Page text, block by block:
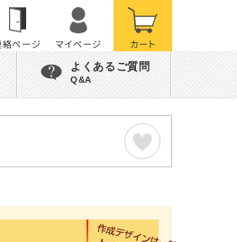
よくあるご質問
Q&A